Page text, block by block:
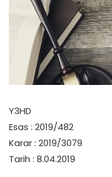
Y3HD
Esas : 2019/482
Karar : 2019/3079
Tarih : 8.04.2019